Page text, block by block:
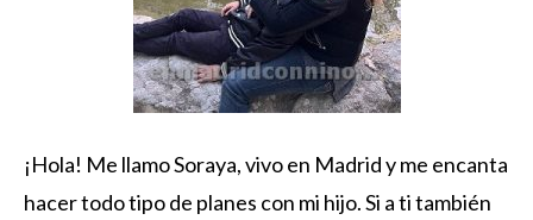
¡Hola! Me llamo Soraya, vivo en Madrid y me encanta
hacer todo tipo de planes con mi hijo. Si a ti también